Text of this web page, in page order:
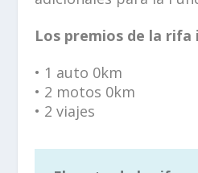
Los premios de la rifa
• 1 auto 0km
• 2 motos 0km
• 2 viajes